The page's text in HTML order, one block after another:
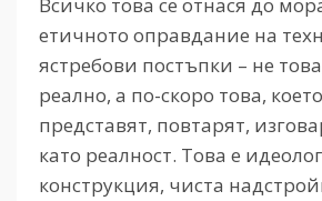
етичното оправдание на
ястребови постъпки – не
реално, а по-скоро това,
представят, повтарят,
като реалност. Това е
конструкция, чиста